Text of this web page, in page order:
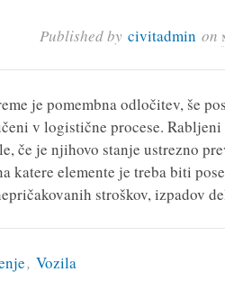
Published by civitadmin on
je pomembna odločitev, še
v logistične procese.
če je njihovo stanje ustrezno
katere elemente je treba biti
stroškov, izpadov
, Vozila